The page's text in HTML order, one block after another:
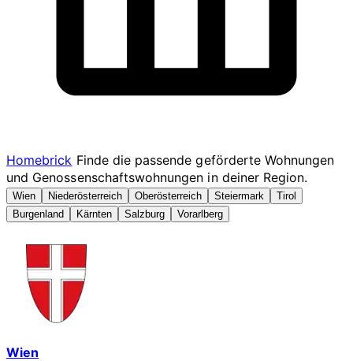
Homebrick Finde die passende geförderte Wohnungen
und Genossenschaftswohnungen in deiner Region.
Wien Niederösterreich Oberösterreich Steiermark
Tirol
Burgenland
Kärnten Salzburg Vorarlberg
Wien